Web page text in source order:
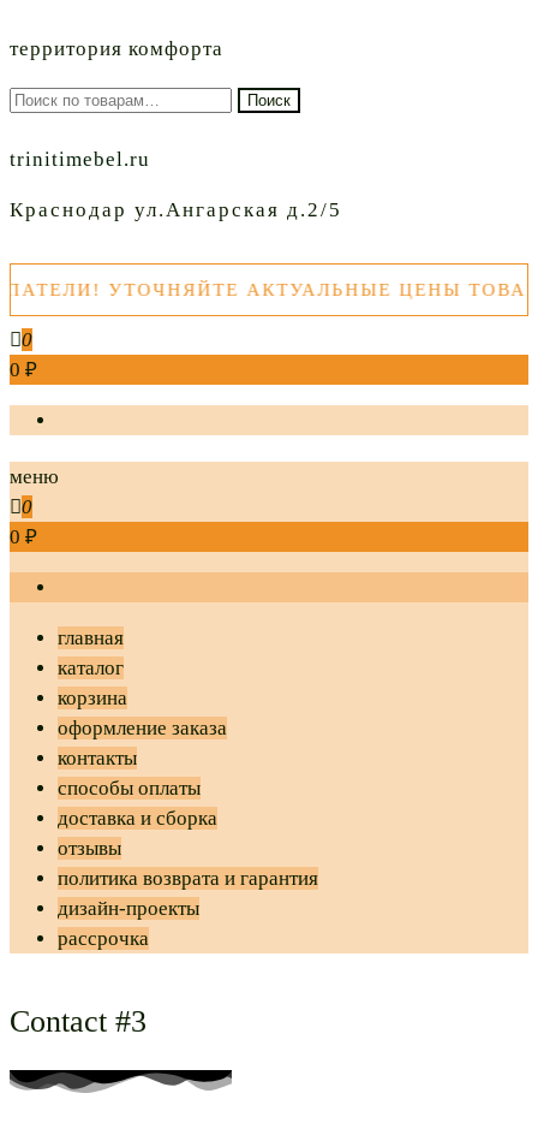
территория комфорта
Искать: Поиск
trinitimebel.ru
Краснодар ул.Ангарская д.2/5
УТОЧНЯЙТЕ АКТУАЛЬНЫЕ ЦЕНЫ
0
0 ₽
меню
0
0 ₽
главная
каталог
корзина
оформление заказа
контакты
способы оплаты
доставка и сборка
отзывы
политика возврата и гарантия
дизайн-проекты
рассрочка
Contact #3